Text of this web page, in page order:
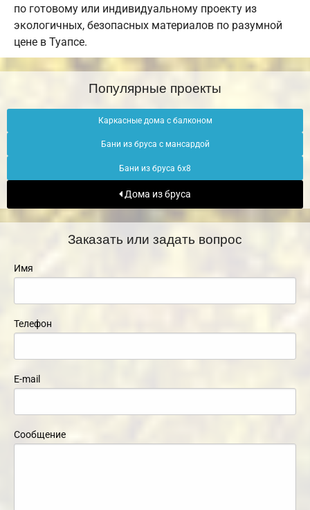
по готовому или индивидуальному проекту из
экологичных, безопасных материалов по разумной
цене в Туапсе.
Популярные проекты
Каркасные дома с балконом
Бани из бруса с мансардой
Бани из бруса 6х8
Дома из бруса
Заказать или задать вопрос
Имя
Телефон
E-mail
Сообщение